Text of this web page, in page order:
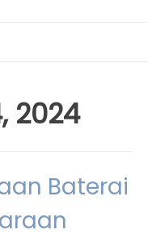
2024
Baterai